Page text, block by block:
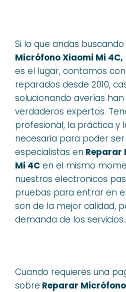
Si lo que andas buscando
Micrófono Xiaomi Mi 4C,
es el lugar, contamos
reparados desde 2010,
solucionando averías
verdaderos expertos.
profesional, la práctica y
necesaria para poder
especialistas en Reparar
Mi 4C en el mismo
nuestros electronicos
pruebas para entrar en
son de la mejor calidad,
demanda de los servicios..
Cuando requieres una
sobre Reparar